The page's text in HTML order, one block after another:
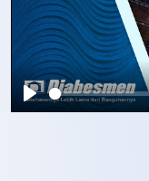
Play